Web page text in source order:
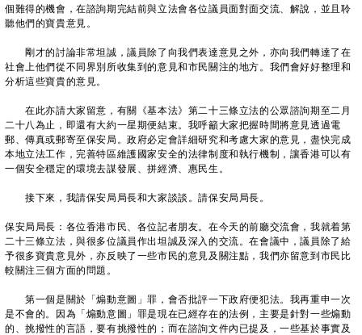
個難得的機會，在諮詢期完結前與立法會各位議員面對面交流、解說，並且聆
聽他們的寶貴意見。
剛才的討論非常坦誠，議員除了向我們表達意見之外，亦向我們轉達了在
社會上他們從不同界別所收集到的意見和市民關注的地方。我們會好好整理和
分析這些寶貴的意見。
在此亦請大家留意，有關《基本法》第二十三條立法的公眾諮詢期至二月
二十八為止，即還有大約一星期便結束。我呼籲大家把握時間將意見透過電
郵、傳真或郵寄至保安局。政府必定會詳細研究和考慮大家的意見，盡快完成
本地立法工作，完善特區維護國家安全的法律制度和執行機制，讓香港可以有
一個安全穩定的環境去謀發展、拼經濟、惠民生。
接下來，我請保安局局長和大家談談。請保安局局長。
保安局局長：各位香港市民、各位記者朋友。在今天的前廳交流會，我就着第
二十三條立法，與很多位議員作出坦誠及深入的交流。在會議中，議員除了給
予很多寶貴意見外，亦反映了一些市民的意見及關注點，我們亦留意到市民比
較關注三個方面的問題。
第一個是關於「煽動意圖」罪，會否批評一下政府便犯法。我再重申一次
是不會的。因為「煽動意圖」罪是現在已經存在的法例，主要是針對一些煽動
的、挑撥性的言語，要有挑撥性的；而在諮詢文件內已提及，一些基於事實及